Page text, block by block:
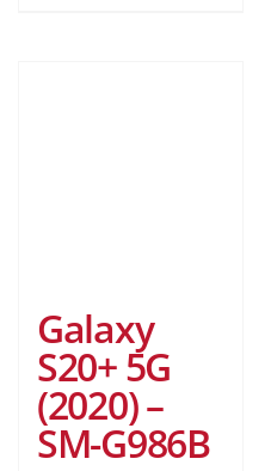
Galaxy
S20+ 5G
(2020) –
SM-G986B